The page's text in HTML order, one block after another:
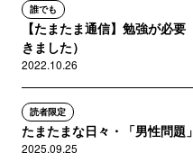
誰でも
【たまたま通信】勉強が必
きました）
2022.10.26
読者限定
たまたまな日々・「男性問題
2025.09.25